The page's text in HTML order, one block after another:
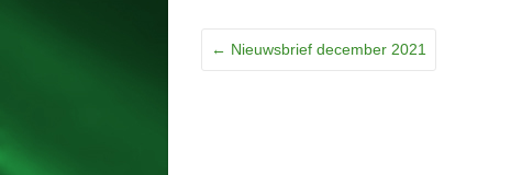
← Nieuwsbrief december 2021